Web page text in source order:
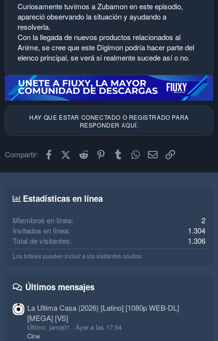
Curiosamente tuvimos a Zubamon en este episodio,
apareció observando la situación y ayudando a
resolverla.
Con la llegada de nuevos productos relacionados al
Anime, se cree que este Digimon podría hacer parte del
elenco principal, se verá si realmente sucede así o no.
HAY QUE ESTAR CONECTADO O REGISTRADO PARA
RESPONDER AQUÍ.
Compartir: FacebookX (Twitter)
Reddit PinterestTumblr WhatsApp
Email
Estadísticas en línea
Miembros en línea
2
Invitados en línea
1.304
Total de visitantes
1.306
Los totales pueden incluir a los visitantes ocultos.
Últimos mensajes
La Ultima Casa (2026) [Latino] [1080p WEB-DL]
[MEGA] [VS]
Último: jamq01
Ayer a las 17:54
Cine